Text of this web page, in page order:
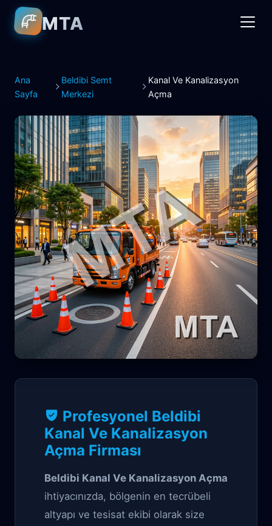
MTA
Ana
Sayfa
Beldibi Semt
Merkezi
Kanal Ve Kanalizasyon
Açma
Beldibi Kanal Ve
Kanalizasyon Açma
Profesyonel Beldibi
Kanal Ve Kanalizasyon
Açma Firması
Beldibi Kanal Ve Kanalizasyon Açma
ihtiyacınızda, bölgenin en tecrübeli
altyapı ve tesisat ekibi olarak size